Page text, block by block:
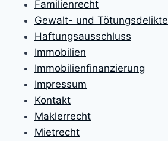
Familienrecht
Gewalt- und Tötungsdelikte
Haftungsausschluss
Immobilien
Immobilienfinanzierung
Impressum
Kontakt
Maklerrecht
Mietrecht